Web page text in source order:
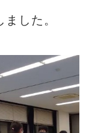
した。